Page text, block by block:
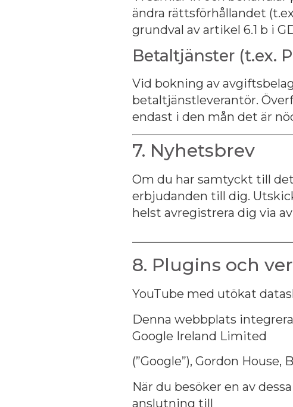
ändra rättsförhållandet
grundval av artikel 6.1 b i
Betaltjänster (t.ex.
Vid bokning av
betaltjänstleverantör.
endast i den mån det är
7. Nyhetsbrev
Om du har samtyckt till
erbjudanden till dig.
helst avregistrera dig via
8. Plugins och
YouTube med utökat
Denna webbplats
Google Ireland Limited
(”Google”), Gordon
När du besöker en av
anslutning till